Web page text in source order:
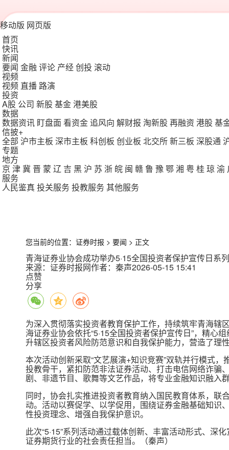
移动版 网页版
首页
快讯
新闻
要闻 金融 评论 产经创投 滚动
视频
视频 直播 路演
投资
A股 公司 新股基金港美股
数据
数据资讯 盯盘面看资金追风向 解财报 淘新股再融资 港股基
信披+
全部 沪市主板 深市主板 科创板 创业板 北交所新三板 深股通
专题
地方
京 津冀 晋 蒙 辽 吉 黑沪 苏 浙 皖 闽 赣鲁 豫 鄂 湘 粤 桂琼渝
服务
人民鉴真投关服务投教服务其他服务
您当前的位置： 证券时报 > 要闻 > 正文
青海证券业协会成功举办5·15全国投资者保护宣传日系
来源：证券时报网作者：秦声2026-05-15 15:41
点赞
分享
为深入贯彻落实投资者教育保护工作，持续筑牢青海辖
海证券业协会依托“5·15全国投资者保护宣传日”，精心
升辖区投资者风险防范意识和自我保护能力，营造了理
本次活动创新采取“文艺展演+知识竞赛”双轨并行模式
投教骨干，紧扣防范非法证券活动、打击电信网络诈骗
剧、非遗节目、歌舞等文艺作品，将专业金融知识融入
同时，协会扎实推进投资者教育纳入国民教育体系，联
动。活动以赛促学、以学促用，围绕证券金融基础知识
性投资理念、增强自我保护意识。
此次“5·15”系列活动通过载体创新、丰富活动形式、
证券期货行业的社会责任担当。（秦声）